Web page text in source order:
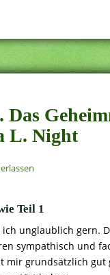
Das
L. Night
Teil 1
unglaublich gern.
sympathisch und
mir grundsätzlich gut